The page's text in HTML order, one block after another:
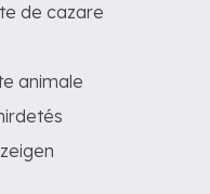
de cazare
animale